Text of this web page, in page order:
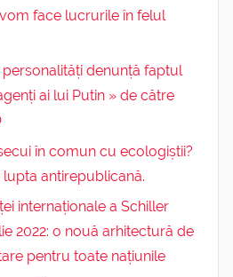
face lucrurile în felul
personalități denunță faptul
ai lui Putin » de către
în comun cu ecologiștii?
lupta antirepublicană.
internaționale a Schiller
2022: o nouă arhitectură de
pentru toate națiunile